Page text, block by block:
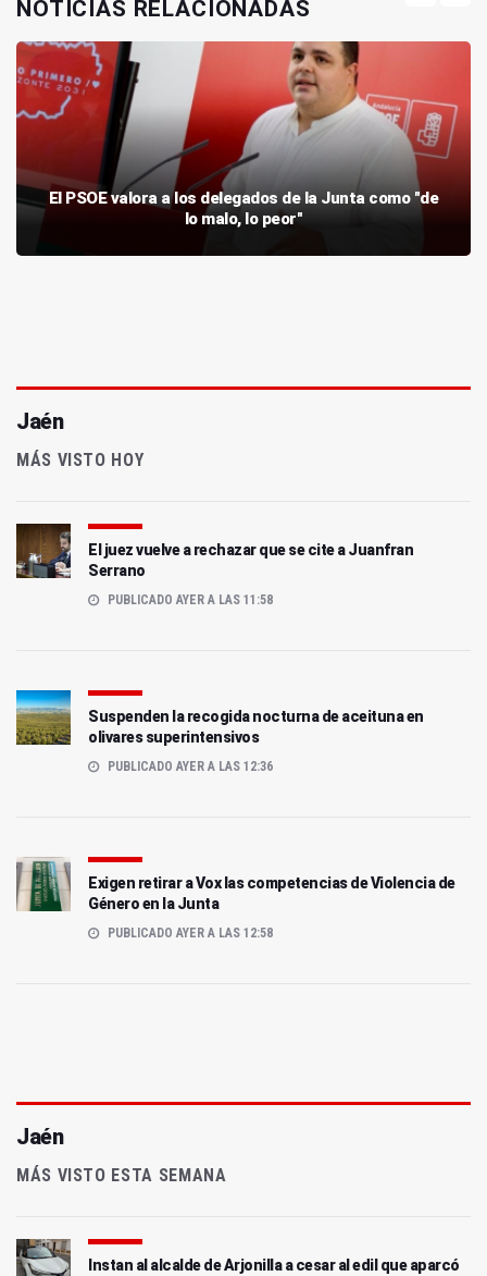
NOTICIAS RELACIONADAS
El PSOE valora a los delegados de la Junta como "de
lo malo, lo peor"
Jaén
MÁS VISTO HOY
El juez vuelve a rechazar que se cite a Juanfran
Serrano
PUBLICADO AYER A LAS 11:58
Suspenden la recogida nocturna de aceituna en
olivares superintensivos
PUBLICADO AYER A LAS 12:36
Exigen retirar a Vox las competencias de Violencia de
Género en la Junta
PUBLICADO AYER A LAS 12:58
Jaén
MÁS VISTO ESTA SEMANA
Instan al alcalde de Arjonilla a cesar al edil que aparcó